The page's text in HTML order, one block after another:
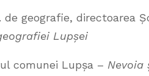
de geografie, directoarea
Lupșei
comunei Lupșa – Nevoia